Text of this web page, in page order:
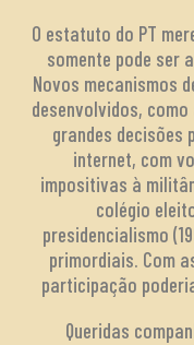
O estatuto do PT
somente pode ser
Novos mecanismos
desenvolvidos,
grandes decisões
internet, com
impositivas à
colégio
presidencialismo
primordiais. Com
participação
Queridas